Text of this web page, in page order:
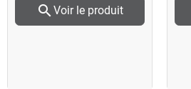
search Voir le produit